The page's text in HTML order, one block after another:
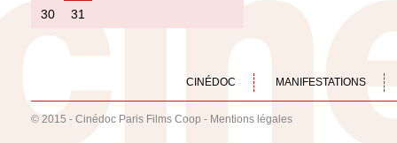
30
31
CINÉDOC MANIFESTATIONS
© 2015 - Cinédoc Paris Films Coop - Mentions légales